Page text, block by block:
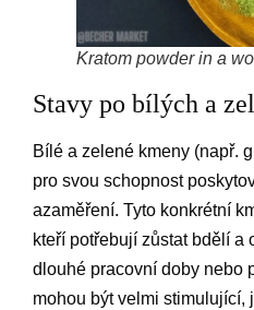
Kratom powder in a
Stavy po bílých a
Bílé a zelené kmeny (např.
pro svou schopnost
azaměření. Tyto konkrétní
kteří potřebují zůstat bdělí a
dlouhé pracovní doby nebo
mohou být velmi stimulující,